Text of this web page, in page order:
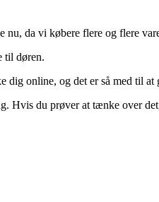
da vi købere flere og flere
til døren.
online, og det er så med til
du prøver at tænke over